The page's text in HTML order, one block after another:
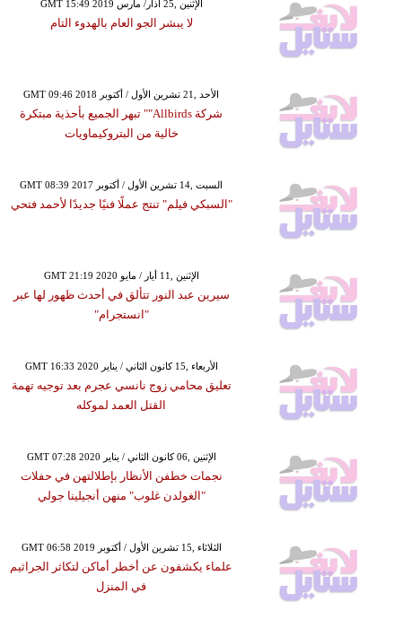
GMT 15:49 2019 الإثنين ,25 آذار/ مارس
لا يبشر الجو العام بالهدوء التام
GMT 09:46 2018 الأحد ,21 تشرين الأول / أكتوبر
شركة Allbirds"" تبهر الجميع بأحذية مبتكرة
خالية من البتروكيماويات
GMT 08:39 2017 السبت ,14 تشرين الأول / أكتوبر
"السبكي فيلم" تنتج عملًا فنيًا جديدًا لأحمد فتحي
GMT 21:19 2020 الإثنين ,11 أيار / مايو
سيرين عبد النور تتألق في أحدث ظهور لها عبر
"انستجرام"
GMT 16:33 2020 الأربعاء ,15 كانون الثاني / يناير
تعليق محامي زوج نانسي عجرم بعد توجيه تهمة
القتل العمد لموكله
GMT 07:28 2020 الإثنين ,06 كانون الثاني / يناير
نجمات خطفن الأنظار بإطلالتهن في حفلات
"الغولدن غلوب" منهن أنجيلينا جولي
GMT 06:58 2019 الثلاثاء ,15 تشرين الأول / أكتوبر
علماء يكشفون عن أخطر أماكن لتكاثر الجراثيم
في المنزل